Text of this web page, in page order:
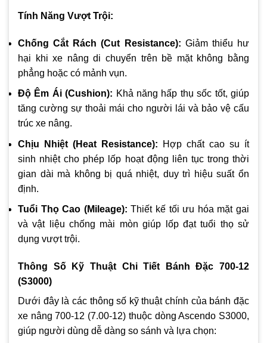
Tính Năng Vượt Trội:
Chống Cắt Rách (Cut Resistance): Giảm thiểu hư
hại khi xe nâng di chuyển trên bề mặt không bằng
phẳng hoặc có mảnh vụn.
Độ Êm Ái (Cushion): Khả năng hấp thụ sốc tốt, giúp
tăng cường sự thoải mái cho người lái và bảo vệ cấu
trúc xe nâng.
Chịu Nhiệt (Heat Resistance): Hợp chất cao su ít
sinh nhiệt cho phép lốp hoạt động liên tục trong thời
gian dài mà không bị quá nhiệt, duy trì hiệu suất ổn
định.
Tuổi Thọ Cao (Mileage): Thiết kế tối ưu hóa mặt gai
và vật liệu chống mài mòn giúp lốp đạt tuổi thọ sử
dụng vượt trội.
Thông Số Kỹ Thuật Chi Tiết Bánh Đặc 700-12
(S3000)
Dưới đây là các thông số kỹ thuật chính của bánh đặc
xe nâng 700-12 (7.00-12) thuộc dòng Ascendo S3000,
giúp người dùng dễ dàng so sánh và lựa chọn: